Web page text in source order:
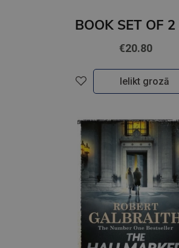
€20.80
Ielikt grozā